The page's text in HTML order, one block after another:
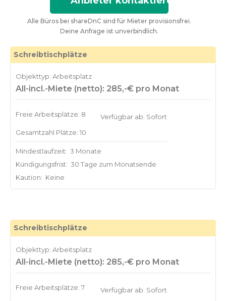
Alle Büros bei shareDnC sind für Mieter provisionsfrei.
Deine Anfrage ist unverbindlich.
Schreibtischplätze
Objekttyp: Arbeitsplatz
All-incl.-Miete (netto): 285,-€ pro Monat
Freie Arbeitsplätze: 8
Gesamtzahl Plätze: 10
Verfügbar ab: Sofort
Mindestlaufzeit: 3 Monate
Kündigungsfrist: 30 Tage zum Monatsende
Kaution: Keine
Schreibtischplätze
Objekttyp: Arbeitsplatz
All-incl.-Miete (netto): 285,-€ pro Monat
Freie Arbeitsplätze: 7 Verfügbar ab: Sofort